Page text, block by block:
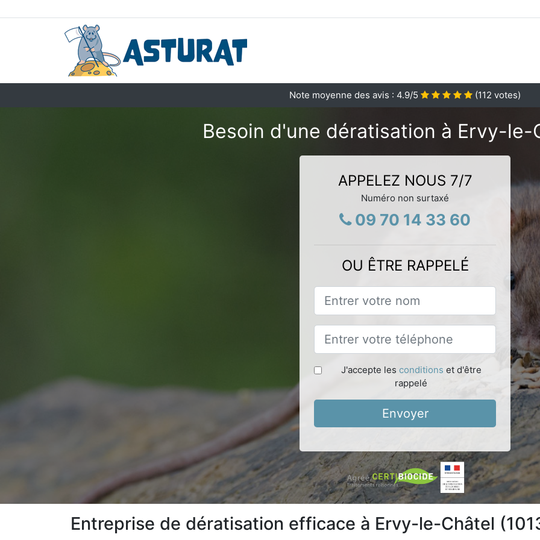
Note moyenne des avis : 4.9/5 (112 votes)
Besoin d'une dératisation à Ervy-le-
APPELEZ NOUS 7/7
Numéro non surtaxé
09 70 14 33 60
OU ÊTRE RAPPELÉ
J'accepte les conditions et d'être
rappelé
Envoyer
Entreprise de dératisation efficace à Ervy-le-Châtel